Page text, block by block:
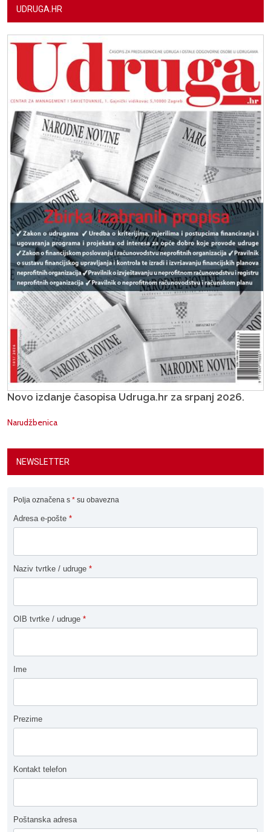
UDRUGA.HR
Novo izdanje časopisa Udruga.hr za srpanj 2026.
Narudžbenica
NEWSLETTER
Polja označena s * su obavezna
Adresa e-pošte *
Naziv tvrtke / udruge *
OIB tvrtke / udruge *
Ime
Prezime
Kontakt telefon
Poštanska adresa